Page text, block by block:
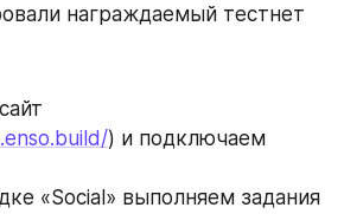
награждаемый тестнет
) и подключаем